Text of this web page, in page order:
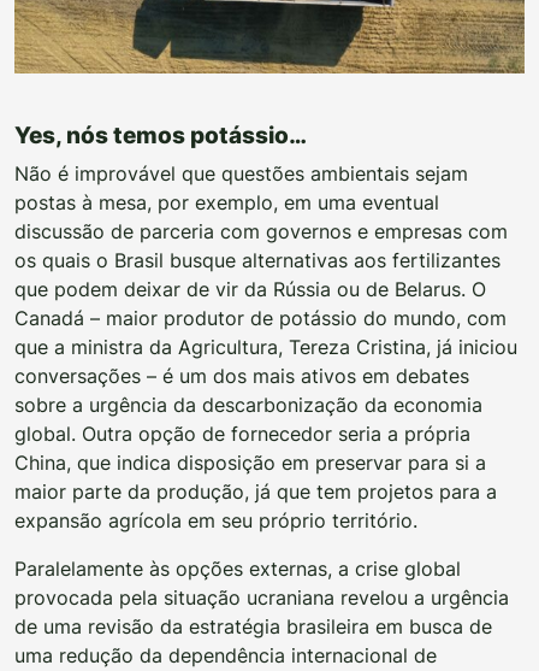
Yes, nós temos potássio…
Não é improvável que questões ambientais sejam
postas à mesa, por exemplo, em uma eventual
discussão de parceria com governos e empresas com
os quais o Brasil busque alternativas aos fertilizantes
que podem deixar de vir da Rússia ou de Belarus. O
Canadá – maior produtor de potássio do mundo, com
que a ministra da Agricultura, Tereza Cristina, já iniciou
conversações – é um dos mais ativos em debates
sobre a urgência da descarbonização da economia
global. Outra opção de fornecedor seria a própria
China, que indica disposição em preservar para si a
maior parte da produção, já que tem projetos para a
expansão agrícola em seu próprio território.
Paralelamente às opções externas, a crise global
provocada pela situação ucraniana revelou a urgência
de uma revisão da estratégia brasileira em busca de
uma redução da dependência internacional de